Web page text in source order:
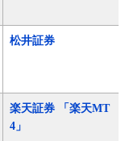
松井証券
楽天証券 「楽天MT
4」